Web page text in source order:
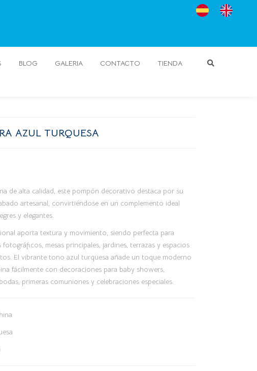
BLOG GALERIA CONTACTO TIENDA
AZUL TURQUESA
de alta calidad, este pompón decorativo destaca por su
artesanal, convirtiéndose en un complemento ideal
y elegantes.
aporta textura y movimiento, siendo perfecta para
mesas principales, jardines, terrazas y espacios
El vibrante tono azul turquesa añade un toque moderno
fácilmente con decoraciones para baby showers,
primeras comuniones y celebraciones especiales.